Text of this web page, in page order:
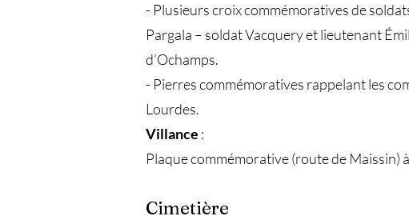
- Plusieurs croix commémoratives de
Pargala – soldat Vacquery et lieutenant
d’Ochamps.
- Pierres commémoratives rappelant les
Lourdes.
Villance :
Plaque commémorative (route de Maissin)
Cimetière